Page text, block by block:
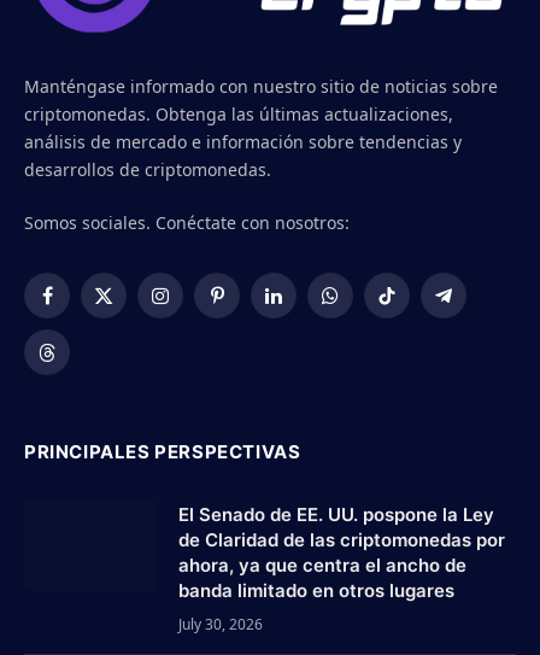
Manténgase informado con nuestro sitio de noticias sobre
criptomonedas. Obtenga las últimas actualizaciones,
análisis de mercado e información sobre tendencias y
desarrollos de criptomonedas.
Somos sociales. Conéctate con nosotros:
Facebook
X
InstagramPinterestLinkedInWhatsAppTikTok Telegram
Threads
PRINCIPALES PERSPECTIVAS
El Senado de EE. UU. pospone la Ley
de Claridad de las criptomonedas por
ahora, ya que centra el ancho de
banda limitado en otros lugares
July 30, 2026